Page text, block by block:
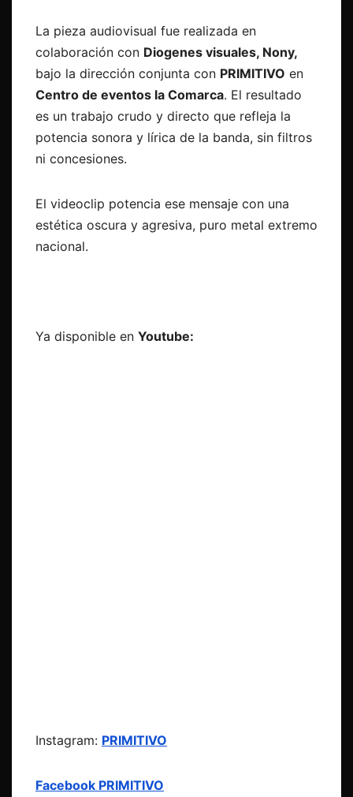
La pieza audiovisual fue realizada en
colaboración con Diogenes visuales, Nony,
bajo la dirección conjunta con PRIMITIVO en
Centro de eventos la Comarca. El resultado
es un trabajo crudo y directo que refleja la
potencia sonora y lírica de la banda, sin filtros
ni concesiones.
El videoclip potencia ese mensaje con una
estética oscura y agresiva, puro metal extremo
nacional.
Ya disponible en Youtube:
Instagram: PRIMITIVO
Facebook PRIMITIVO